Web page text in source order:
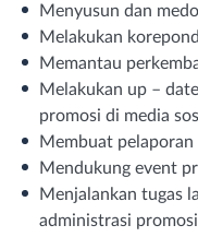
Menyusun dan
Melakukan
Memantau
Melakukan up –
promosi di media
Membuat
Mendukung event
Menjalankan tugas
administrasi promosi